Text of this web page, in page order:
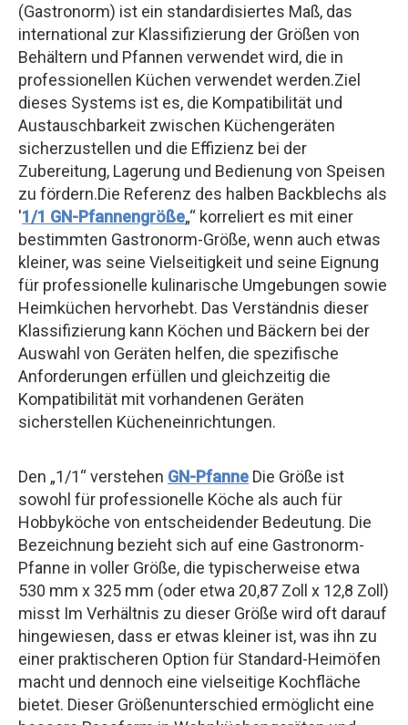
(Gastronorm) ist ein standardisiertes Maß, das
international zur Klassifizierung der Größen von
Behältern und Pfannen verwendet wird, die in
professionellen Küchen verwendet werden.Ziel
dieses Systems ist es, die Kompatibilität und
Austauschbarkeit zwischen Küchengeräten
sicherzustellen und die Effizienz bei der
Zubereitung, Lagerung und Bedienung von Speisen
zu fördern.Die Referenz des halben Backblechs als
'1/1 GN-Pfannengröße„“ korreliert es mit einer
bestimmten Gastronorm-Größe, wenn auch etwas
kleiner, was seine Vielseitigkeit und seine Eignung
für professionelle kulinarische Umgebungen sowie
Heimküchen hervorhebt. Das Verständnis dieser
Klassifizierung kann Köchen und Bäckern bei der
Auswahl von Geräten helfen, die spezifische
Anforderungen erfüllen und gleichzeitig die
Kompatibilität mit vorhandenen Geräten
sicherstellen Kücheneinrichtungen.
Den „1/1“ verstehen GN-Pfanne Die Größe ist
sowohl für professionelle Köche als auch für
Hobbyköche von entscheidender Bedeutung. Die
Bezeichnung bezieht sich auf eine Gastronorm-
Pfanne in voller Größe, die typischerweise etwa
530 mm x 325 mm (oder etwa 20,87 Zoll x 12,8 Zoll)
misst Im Verhältnis zu dieser Größe wird oft darauf
hingewiesen, dass er etwas kleiner ist, was ihn zu
einer praktischeren Option für Standard-Heimöfen
macht und dennoch eine vielseitige Kochfläche
bietet. Dieser Größenunterschied ermöglicht eine